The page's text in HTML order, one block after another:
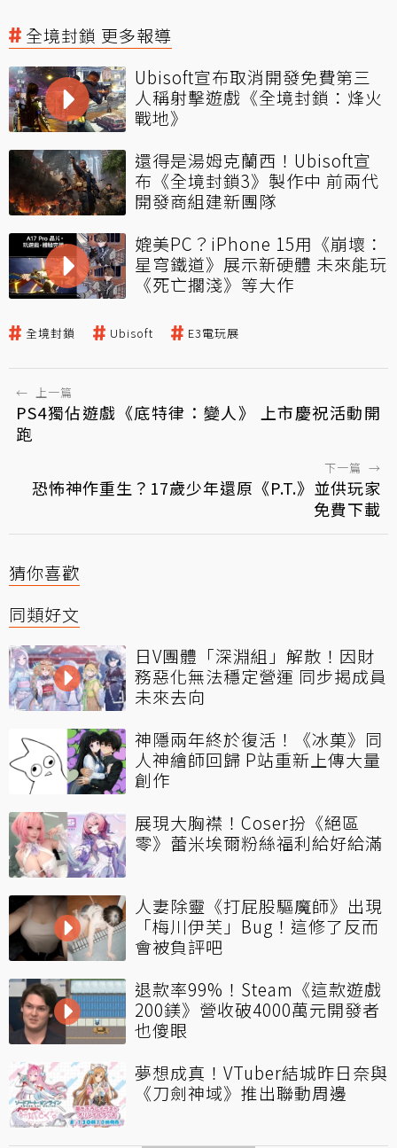
全境封鎖 更多報導
Ubisoft宣布取消開發免費第三
人稱射擊遊戲《全境封鎖：烽火
戰地》
還得是湯姆克蘭西！Ubisoft宣
布《全境封鎖3》製作中 前兩代
開發商組建新團隊
媲美PC？iPhone 15用《崩壞：
星穹鐵道》展示新硬體 未來能玩
《死亡擱淺》等大作
全境封鎖 Ubisoft E3電玩展
← 上一篇
PS4獨佔遊戲《底特律：變人》 上市慶祝活動開
跑
下一篇 →
恐怖神作重生？17歲少年還原《P.T.》並供玩家
免費下載
猜你喜歡
同類好文
日V團體「深淵組」解散！因財
務惡化無法穩定營運 同步揭成員
未來去向
神隱兩年終於復活！《冰菓》同
人神繪師回歸 P站重新上傳大量
創作
展現大胸襟！Coser扮《絕區
零》蕾米埃爾粉絲福利給好給滿
人妻除靈《打屁股驅魔師》出現
「梅川伊芙」Bug！這修了反而
會被負評吧
退款率99%！Steam《這款遊戲
200鎂》營收破4000萬元開發者
也傻眼
夢想成真！VTuber結城昨日奈與
《刀劍神域》推出聯動周邊